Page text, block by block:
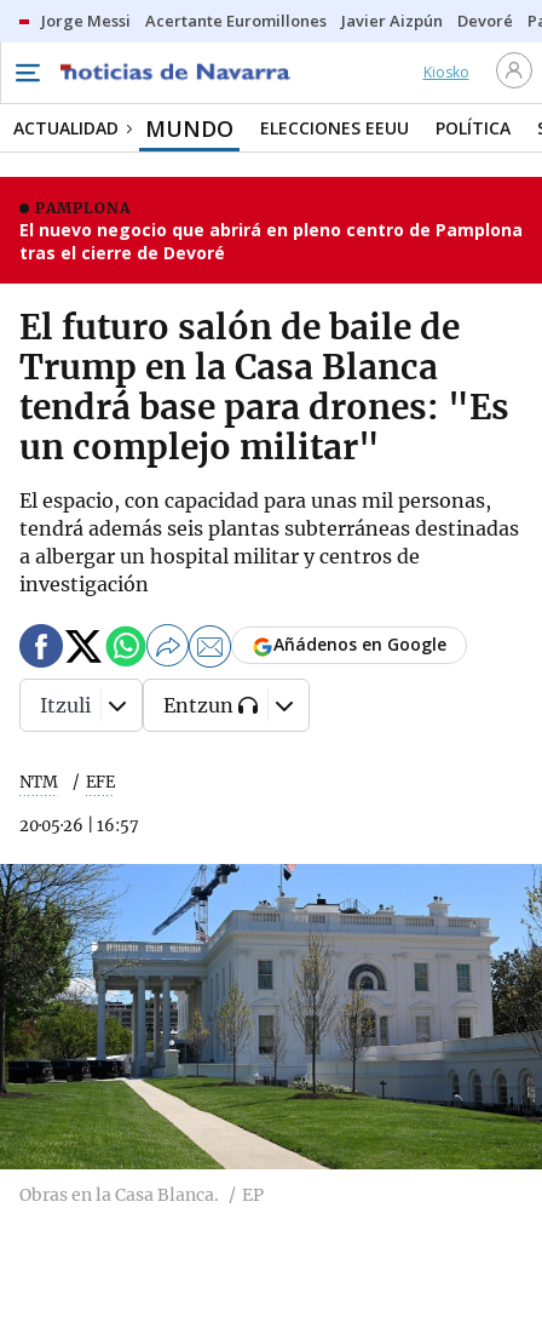
Jorge Messi Acertante Euromillones Javier Aizpún Devoré
Kiosko
ACTUALIDAD MUNDO ELECCIONES EEUU POLÍTICA
PAMPLONA
El nuevo negocio que abrirá en pleno centro de Pamplona
tras el cierre de Devoré
El futuro salón de baile de
Trump en la Casa Blanca
tendrá base para drones: "Es
un complejo militar"
El espacio, con capacidad para unas mil personas,
tendrá además seis plantas subterráneas destinadas
a albergar un hospital militar y centros de
investigación
NTM EFE
20·05·26 16:57
Añádenos en Google
Itzuli Entzun
Obras en la Casa Blanca. EP